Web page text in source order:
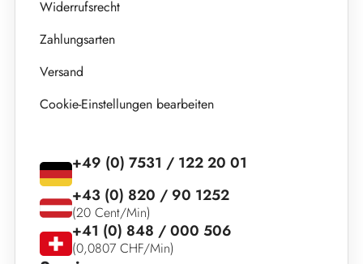
Widerrufsrecht
Zahlungsarten
Versand
Cookie-Einstellungen bearbeiten
+49 (0) 7531 / 122 20 01
+43 (0) 820 / 90 1252
(20 Cent/Min)
+41 (0) 848 / 000 506
(0,0807 CHF/Min)